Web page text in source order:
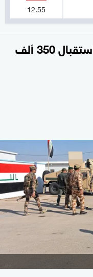
12:55
العراق ينفي في بيان رسمي استقبال 350 ألف